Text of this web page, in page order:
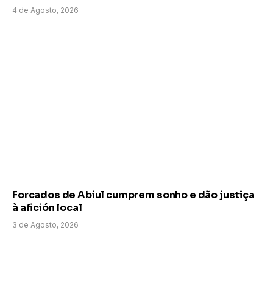
4 de Agosto, 2026
Forcados de Abiul cumprem sonho e dão justiça
à afición local
3 de Agosto, 2026